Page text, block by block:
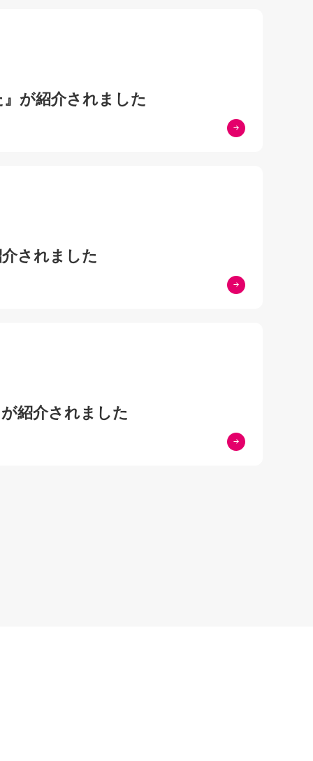
が紹介されました
されました
紹介されました